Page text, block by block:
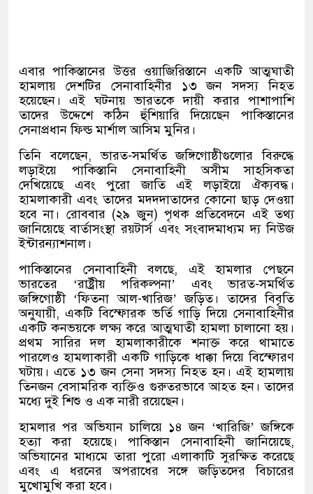
এবার পাকিস্তানের উত্তর ওয়াজিরিস্তানে একটি আত্মঘাতী
হামলায় দেশটির সেনাবাহিনীর ১৩ জন সদস্য নিহত
হয়েছেন। এই ঘটনায় ভারতকে দায়ী করার পাশাপাশি
তাদের উদ্দেশে কঠিন হুঁশিয়ারি দিয়েছেন পাকিস্তানের
সেনাপ্রধান ফিল্ড মার্শাল আসিম মুনির।
তিনি বলেছেন, ভারত-সমর্থিত জঙ্গিগোষ্ঠীগুলোর বিরুদ্ধে
লড়াইয়ে পাকিস্তানি সেনাবাহিনী অসীম সাহসিকতা
দেখিয়েছে এবং পুরো জাতি এই লড়াইয়ে ঐক্যবদ্ধ।
হামলাকারী এবং তাদের মদদদাতাদের কোনো ছাড় দেওয়া
হবে না। রোববার (২৯ জুন) পৃথক প্রতিবেদনে এই তথ্য
জানিয়েছে বার্তাসংস্থা রয়টার্স এবং সংবাদমাধ্যম দ্য নিউজ
ইন্টারন্যাশনাল।
পাকিস্তানের সেনাবাহিনী বলছে, এই হামলার পেছনে
ভারতের ‘রাষ্ট্রীয় পরিকল্পনা’ এবং ভারত-সমর্থিত
জঙ্গিগোষ্ঠী ‘ফিতনা আল-খারিজ’ জড়িত। তাদের বিবৃতি
অনুযায়ী, একটি বিস্ফোরক ভর্তি গাড়ি দিয়ে সেনাবাহিনীর
একটি কনভয়কে লক্ষ্য করে আত্মঘাতী হামলা চালানো হয়।
প্রথম সারির দল হামলাকারীকে শনাক্ত করে থামাতে
পারলেও হামলাকারী একটি গাড়িকে ধাক্কা দিয়ে বিস্ফোরণ
ঘটায়। এতে ১৩ জন সেনা সদস্য নিহত হন। এই হামলায়
তিনজন বেসামরিক ব্যক্তিও গুরুতরভাবে আহত হন। তাদের
মধ্যে দুই শিশু ও এক নারী রয়েছেন।
হামলার পর অভিযান চালিয়ে ১৪ জন ‘খারিজি’ জঙ্গিকে
হত্যা করা হয়েছে। পাকিস্তান সেনাবাহিনী জানিয়েছে,
অভিযানের মাধ্যমে তারা পুরো এলাকাটি সুরক্ষিত করেছে
এবং এ ধরনের অপরাধের সঙ্গে জড়িতদের বিচারের
মুখোমুখি করা হবে।